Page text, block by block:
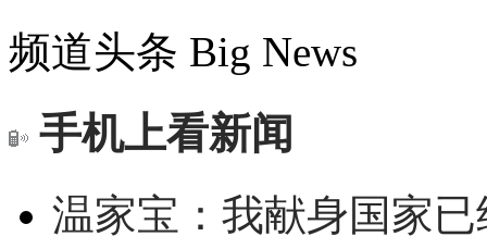
频道头条 Big News
手机上看新闻
温家宝：我献身国家